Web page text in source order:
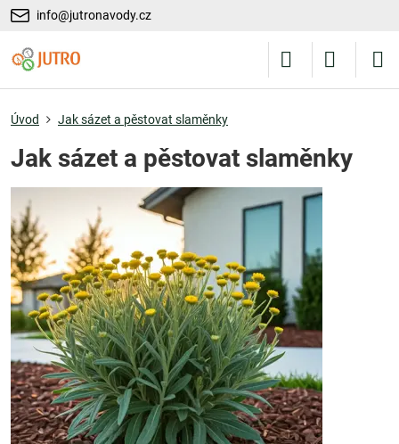
info@jutronavody.cz
Úvod Jak sázet a pěstovat slaměnky
Jak sázet a pěstovat slaměnky